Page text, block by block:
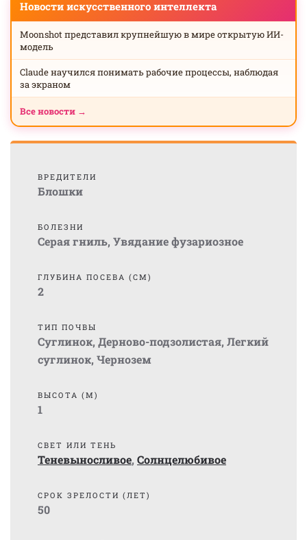
Новости искусственного интеллекта
Moonshot представил крупнейшую в мире открытую ИИ-
модель
Claude научился понимать рабочие процессы, наблюдая
за экраном
Все новости →
ВРЕДИТЕЛИ
Блошки
БОЛЕЗНИ
Серая гниль, Увядание фузариозное
ГЛУБИНА ПОСЕВА (СМ)
2
ТИП ПОЧВЫ
Суглинок, Дерново-подзолистая, Легкий
суглинок, Чернозем
ВЫСОТА (М)
1
СВЕТ ИЛИ ТЕНЬ
Теневыносливое, Солнцелюбивое
СРОК ЗРЕЛОСТИ (ЛЕТ)
50